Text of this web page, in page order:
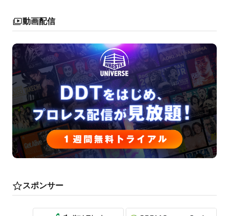
動画配信
スポンサー